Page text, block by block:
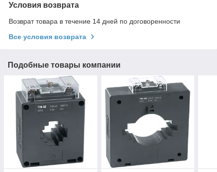
Условия возврата
Возврат товара в течение 14 дней по договоренности
Все условия возврата
Подобные товары компании